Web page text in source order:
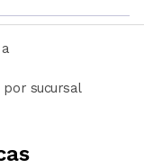
sucursal